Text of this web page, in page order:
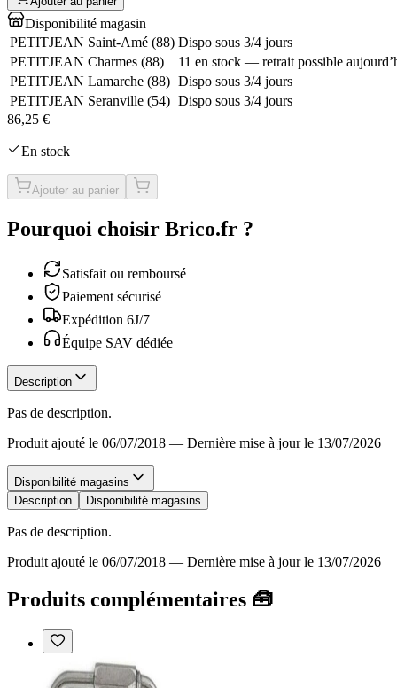
Disponibilité magasin
PETITJEAN Saint-Amé (88) Dispo sous 3/4 jours
PETITJEAN Charmes (88)
11 en stock — retrait possible
PETITJEAN Lamarche (88) Dispo sous 3/4 jours
PETITJEAN Seranville (54) Dispo sous 3/4 jours
86,25 €
En stock
Ajouter au panier
Pourquoi choisir Brico.fr ?
Satisfait ou remboursé
Paiement sécurisé
Expédition 6J/7
Équipe SAV dédiée
Description
Pas de description.
Produit ajouté le 06/07/2018 — Dernière mise à jour le 13/07/2026
Disponibilité magasins
Description
Disponibilité magasins
Pas de description.
Produit ajouté le 06/07/2018 — Dernière mise à jour le 13/07/2026
Produits complémentaires 🧰